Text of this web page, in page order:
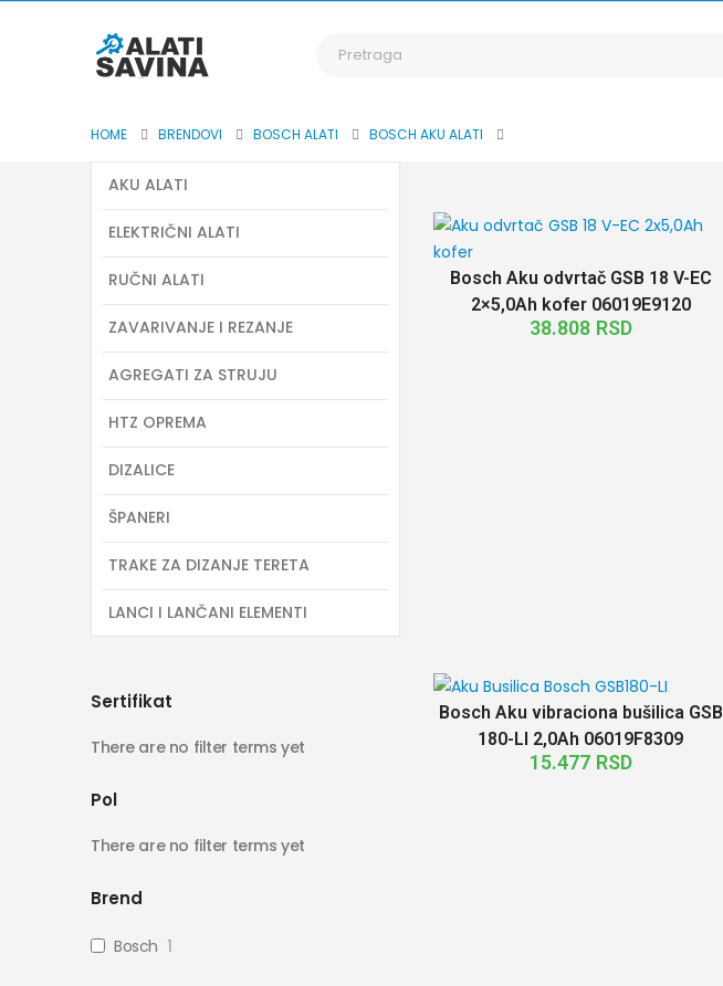
HOME BRENDOVI BOSCH ALATI BOSCH AKU ALATI
Bosch Aku odvrtač GSB 18 V-EC
2×5,0Ah kofer 06019E9120
38.808 RSD
Bosch Aku vibraciona bušilica GSB
180-LI 2,0Ah 06019F8309
15.477 RSD
AKU ALATI
ELEKTRIČNI ALATI
RUČNI ALATI
ZAVARIVANJE I REZANJE
AGREGATI ZA STRUJU
HTZ OPREMA
DIZALICE
ŠPANERI
TRAKE ZA DIZANJE TERETA
LANCI I LANČANI ELEMENTI
Sertifikat
There are no filter terms yet
Pol
There are no filter terms yet
Brend
Bosch 1